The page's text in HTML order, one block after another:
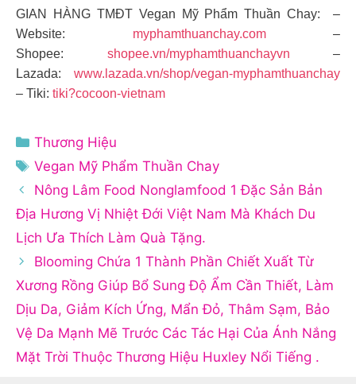
GIAN HÀNG TMĐT Vegan Mỹ Phẩm Thuần Chay: –
Website: myphamthuanchay.com–
Shopee: shopee.vn/myphamthuanchayvn –
Lazada: www.lazada.vn/shop/vegan-myphamthuanchay
– Tiki: tiki?cocoon-vietnam
Danh
mục
Thương Hiệu
Thẻ
Vegan Mỹ Phẩm Thuần Chay
Nông Lâm Food Nonglamfood 1 Đặc Sản Bản
Địa Hương Vị Nhiệt Đới Việt Nam Mà Khách Du
Lịch Ưa Thích Làm Quà Tặng.
Blooming Chứa 1 Thành Phần Chiết Xuất Từ
Xương Rồng Giúp Bổ Sung Độ Ẩm Cần Thiết, Làm
Dịu Da, Giảm Kích Ứng, Mẩn Đỏ, Thâm Sạm, Bảo
Vệ Da Mạnh Mẽ Trước Các Tác Hại Của Ánh Nắng
Mặt Trời Thuộc Thương Hiệu Huxley Nổi Tiếng .